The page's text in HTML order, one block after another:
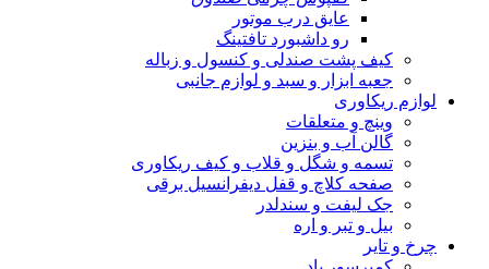
عایق درب موتور
رو داشبورد تافتینگ
کیف پشت صندلی و کنسول و زباله
جعبه ابزار و سبد و لوازم جانبی
لوازم ریکاوری
وینچ و متعلقات
گالن آب و بنزین
تسمه و شگل و قلاب و کیف ریکاوری
صفحه کلاچ و قفل دیفرانسیل برقی
جک لیفت و سندلدر
بیل و تبر و اره
چرخ و تایر